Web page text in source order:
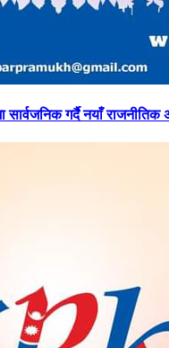
गर्दै नयाँ राजनीतिक